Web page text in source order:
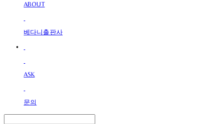
ABOUT
베다니출판사
ASK
문의